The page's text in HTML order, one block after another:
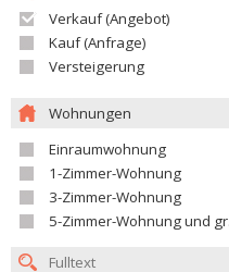
Verkauf (Angebot)
Kauf (Anfrage)
Versteigerung
Wohnungen
Einraumwohnung
1-Zimmer-Wohnung
3-Zimmer-Wohnung
5-Zimmer-Wohnung und größer